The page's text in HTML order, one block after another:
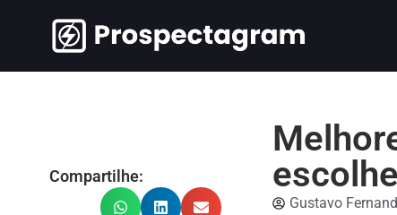
Compartilhe:
Gustavo